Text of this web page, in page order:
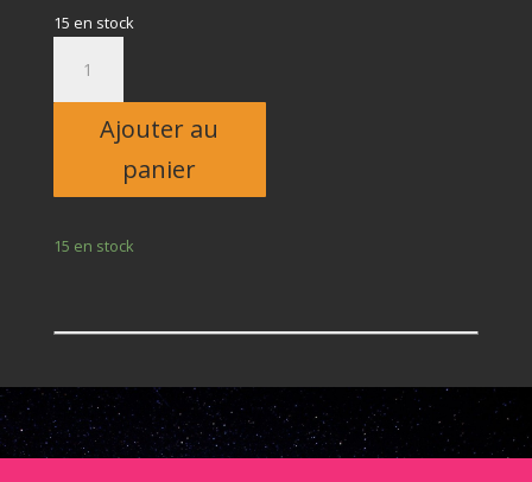
15 en stock
Adulte
Ajouter au
panier
15 en stock